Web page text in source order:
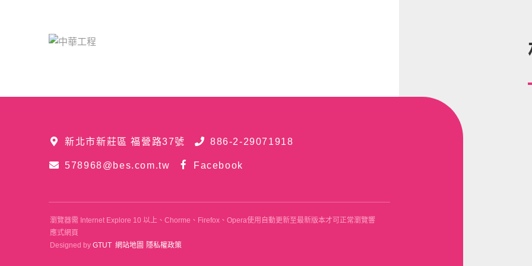
新北市新莊區 福營路37號 886-2-29071918
578968@bes.com.tw Facebook
瀏覽器需 Internet Explore 10 以上、Chorme、Firefox、Opera使用自動更新至最新版本才可正常瀏覽響
應式網頁
Designed byGTUT 網站地圖 隱私權政策